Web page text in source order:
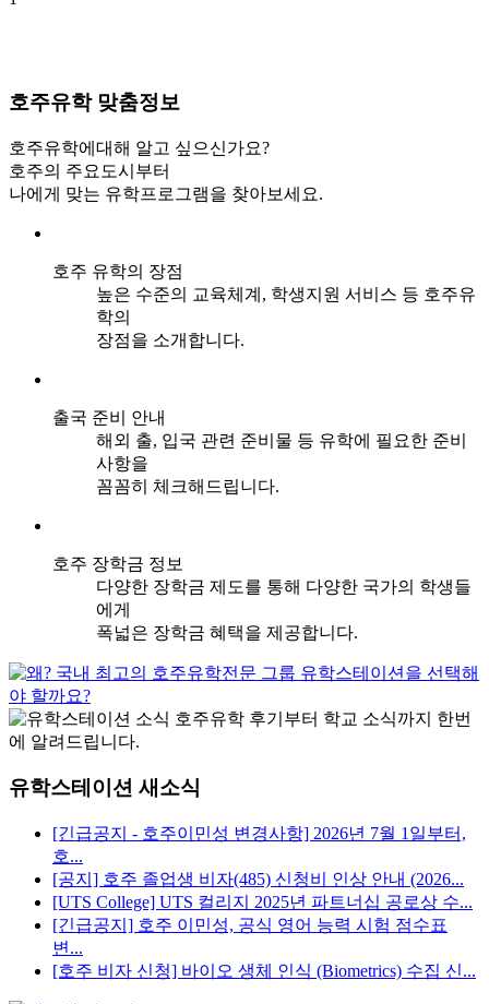
호주유학 맞춤정보
호주유학에대해 알고 싶으신가요?
호주의 주요도시부터
나에게 맞는 유학프로그램을 찾아보세요.
호주 유학의 장점
높은 수준의 교육체계, 학생지원 서비스 등 호주유
학의
장점을 소개합니다.
출국 준비 안내
해외 출, 입국 관련 준비물 등 유학에 필요한 준비
사항을
꼼꼼히 체크해드립니다.
호주 장학금 정보
다양한 장학금 제도를 통해 다양한 국가의 학생들
에게
폭넓은 장학금 혜택을 제공합니다.
유학스테이션 새소식
[긴급공지 - 호주이민성 변경사항] 2026년 7월 1일부터,
호...
[공지] 호주 졸업생 비자(485) 신청비 인상 안내 (2026...
[UTS College] UTS 컬리지 2025년 파트너십 공로상 수...
[긴급공지] 호주 이민성, 공식 영어 능력 시험 점수표
변...
[호주 비자 신청] 바이오 생체 인식 (Biometrics) 수집 신...